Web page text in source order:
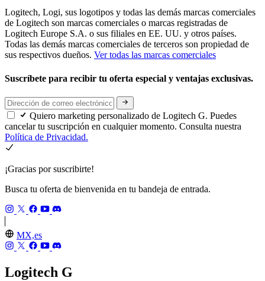
Logitech, Logi, sus logotipos y todas las demás marcas comerciales
de Logitech son marcas comerciales o marcas registradas de
Logitech Europe S.A. o sus filiales en EE. UU. y otros países.
Todas las demás marcas comerciales de terceros son propiedad de
sus respectivos dueños. Ver todas las marcas comerciales
Suscríbete para recibir tu oferta especial y ventajas exclusivas.
Quiero marketing personalizado de Logitech G. Puedes
cancelar tu suscripción en cualquier momento. Consulta nuestra
Política de Privacidad.
¡Gracias por suscribirte!
Busca tu oferta de bienvenida en tu bandeja de entrada.
MX,es
Logitech G